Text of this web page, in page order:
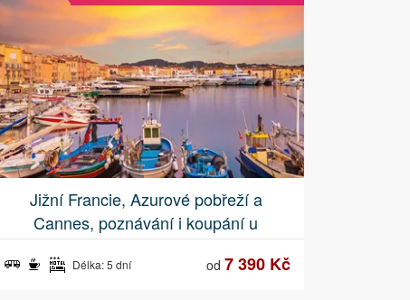
Jižní Francie, Azurové pobřeží a
Cannes, poznávání i koupání u
nejkrásnějších pláží
Délka: 5 dní od 7 390 Kč